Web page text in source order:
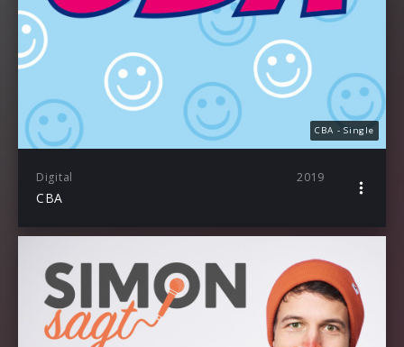
CBA - Single
Digital 2019
CBA